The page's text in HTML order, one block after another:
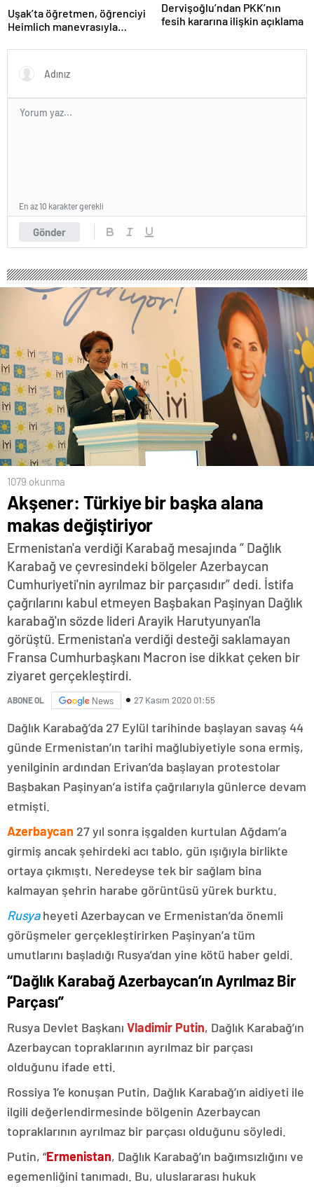
Uşak’ta öğretmen, öğrenciyi
Heimlich manevrasıyla
Dervişoğlu’ndan PKK’nın
fesih kararına ilişkin açıklama
Gönder
En az 10 karakter gerekli
1079 okunma
Akşener: Türkiye bir başka alana
makas değiştiriyor
Ermenistan'a verdiği Karabağ mesajında “ Dağlık
Karabağ ve çevresindeki bölgeler Azerbaycan
Cumhuriyeti'nin ayrılmaz bir parçasıdır” dedi. İstifa
çağrılarını kabul etmeyen Başbakan Paşinyan Dağlık
karabağ'ın sözde lideri Arayik Harutyunyan'la
görüştü. Ermenistan'a verdiği desteği saklamayan
Fransa Cumhurbaşkanı Macron ise dikkat çeken bir
ziyaret gerçekleştirdi.
ABONE OL News 27 Kasım 2020 01:55
Dağlık Karabağ’da 27 Eylül tarihinde başlayan savaş 44
günde Ermenistan’ın tarihi mağlubiyetiyle sona ermiş,
yenilginin ardından Erivan’da başlayan protestolar
Başbakan Paşinyan’a istifa çağrılarıyla günlerce devam
etmişti.
Azerbaycan 27 yıl sonra işgalden kurtulan Ağdam’a
girmiş ancak şehirdeki acı tablo, gün ışığıyla birlikte
ortaya çıkmıştı. Neredeyse tek bir sağlam bina
kalmayan şehrin harabe görüntüsü yürek burktu.
Rusyaheyeti Azerbaycan ve Ermenistan’da önemli
görüşmeler gerçekleştirirken Paşinyan’a tüm
umutlarını başladığı Rusya’dan yine kötü haber geldi.
“Dağlık Karabağ Azerbaycan’ın Ayrılmaz Bir
Parçası”
Rusya Devlet Başkanı Vladimir Putin, Dağlık Karabağ’ın
Azerbaycan topraklarının ayrılmaz bir parçası
olduğunu ifade etti.
Rossiya 1’e konuşan Putin, Dağlık Karabağ’ın aidiyeti ile
ilgili değerlendirmesinde bölgenin Azerbaycan
topraklarının ayrılmaz bir parçası olduğunu söyledi.
Putin, “Ermenistan, Dağlık Karabağ’ın bağımsızlığını ve
egemenliğini tanımadı. Bu, uluslararası hukuk